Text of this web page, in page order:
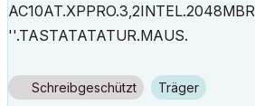
''.TASTATATATUR.MAUS.
Schreibgeschützt Träger